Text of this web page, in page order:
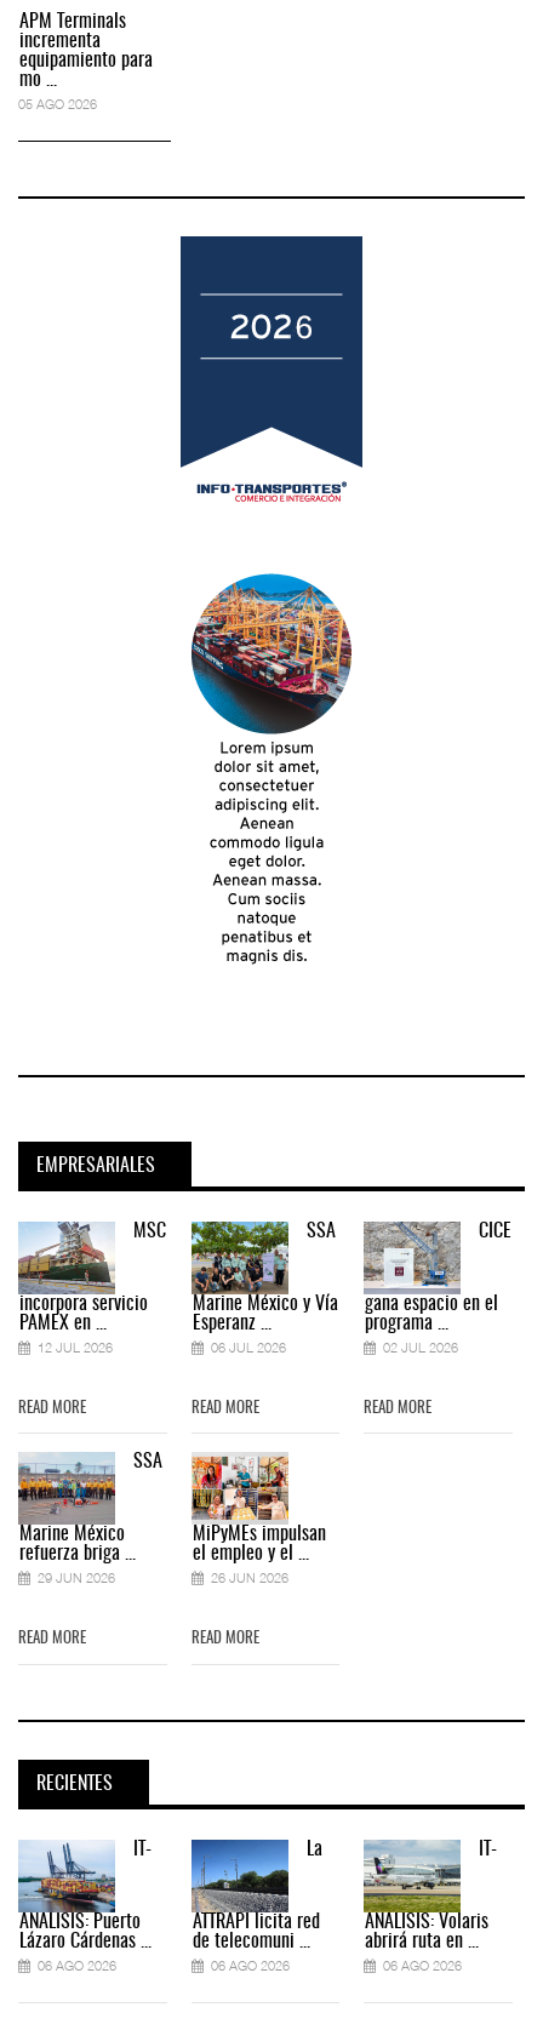
APM Terminals
incrementa
equipamiento para
mo ...
05 AGO 2026
EMPRESARIALES
MSC
incorpora servicio
PAMEX en ...
12 JUL 2026
READ MORE
SSA
Marine México
refuerza briga ...
29 JUN 2026
READ MORE
SSA
Marine México y Vía
Esperanz ...
06 JUL 2026
READ MORE
MiPyMEs impulsan
el empleo y el ...
26 JUN 2026
READ MORE
CICE
gana espacio en el
programa ...
02 JUL 2026
READ MORE
RECIENTES
IT-
ANÁLISIS: Puerto
Lázaro Cárdenas ...
06 AGO 2026
La
ATTRAPI licita red
de telecomuni ...
06 AGO 2026
IT-
ANÁLISIS: Volaris
abrirá ruta en ...
06 AGO 2026